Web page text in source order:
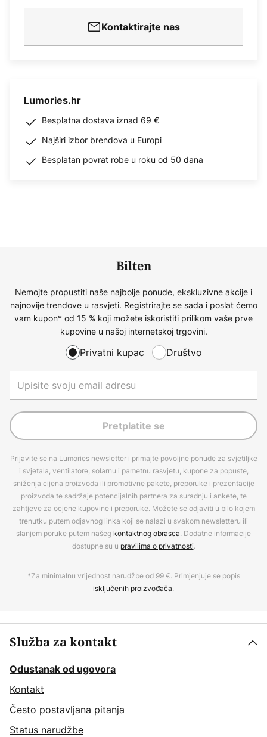
Kontaktirajte nas
Lumories.hr
Besplatna dostava iznad 69 €
Najširi izbor brendova u Europi
Besplatan povrat robe u roku od 50 dana
Bilten
Nemojte propustiti naše najbolje ponude, ekskluzivne akcije i
najnovije trendove u rasvjeti. Registrirajte se sada i poslat ćemo
vam kupon* od 15 % koji možete iskoristiti prilikom vaše prve
kupovine u našoj internetskoj trgovini.
Privatni kupac Društvo
Pretplatite se
Prijavite se na Lumories newsletter i primajte povoljne ponude za svjetiljke
i svjetala, ventilatore, solarnu i pametnu rasvjetu, kupone za popuste,
sniženja cijena proizvoda ili promotivne pakete, preporuke i prezentacije
proizvoda te sadržaje potencijalnih partnera za suradnju i ankete, te
zahtjeve za ocjene kupovine i preporuke. Možete se odjaviti u bilo kojem
trenutku putem odjavnog linka koji se nalazi u svakom newsletteru ili
slanjem poruke putem našeg kontaktnog obrasca. Dodatne informacije
dostupne su u pravilima o privatnosti.
*Za minimalnu vrijednost narudžbe od 99 €. Primjenjuje se popis
isključenih proizvođača.
Služba za kontakt
Odustanak od ugovora
Kontakt
Često postavljana pitanja
Status narudžbe